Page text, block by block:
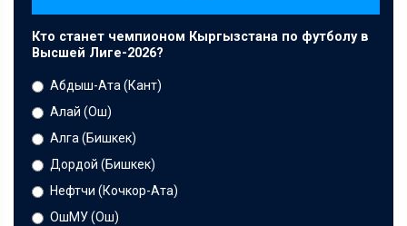
Кто станет чемпионом Кыргызстана по футболу в
Высшей Лиге-2026?
Абдыш-Ата (Кант)
Алай (Ош)
Алга (Бишкек)
Дордой (Бишкек)
Нефтчи (Кочкор-Ата)
ОшМУ (Ош)